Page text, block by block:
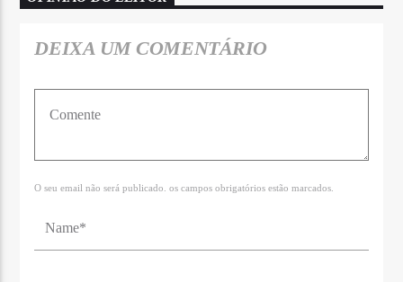
DEIXA UM COMENTÁRIO
O seu email não será publicado. os campos obrigatórios estão marcados.